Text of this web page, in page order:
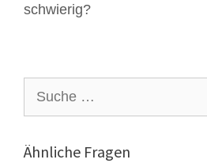
schwierig?
nach:
Ähnliche Fragen